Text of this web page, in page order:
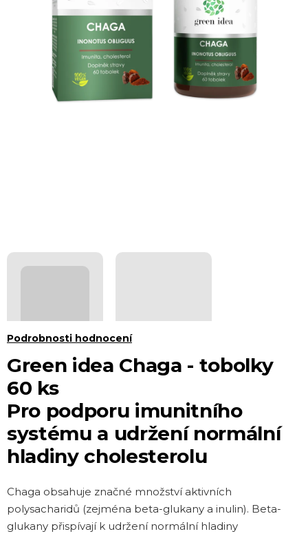
Green idea Chaga - tobolky
60 ks
Pro podporu imunitního
systému a udržení normální
hladiny cholesterolu
Průměrné
hodnocení
produktu
je
5,0
z 5
hvězdiček.
Podrobnosti hodnocení
Chaga obsahuje značné množství aktivních
polysacharidů (zejména beta-glukany a inulin). Beta-
glukany přispívají k udržení normální hladiny